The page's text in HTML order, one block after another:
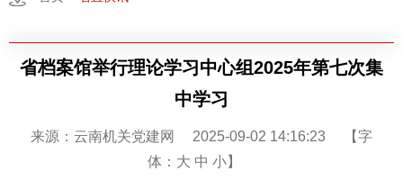
省档案馆举行理论学习中心组2025年第七次集
中学习
来源：云南机关党建网 2025-09-02 14:16:23 【字
体： 大 中 小】